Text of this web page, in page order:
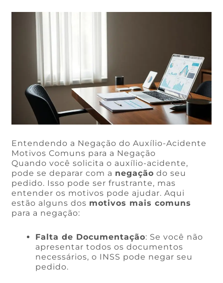
Entendendo a Negação do Auxílio-Acidente
Motivos Comuns para a Negação
Quando você solicita o auxílio-acidente,
pode se deparar com a negação do seu
pedido. Isso pode ser frustrante, mas
entender os motivos pode ajudar. Aqui
estão alguns dos motivos mais comuns
para a negação:
Falta de Documentação: Se você não
apresentar todos os documentos
necessários, o INSS pode negar seu
pedido.